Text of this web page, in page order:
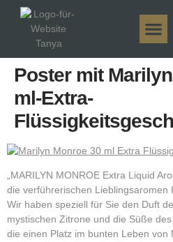
Poster mit
ml-Extra-
„MARILYN MONROE Extra Liquid
die verführerischen Lieblingsaromen
Wir haben speziell für Sie den Duft
mystischen Zitrone und die Süße
die einen Platz im bunten Leben von